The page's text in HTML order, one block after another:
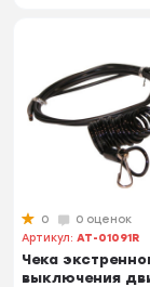
0
0 оценок
Артикул:AT-01091R
Чека
выключения